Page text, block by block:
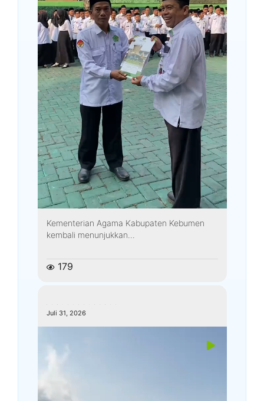
Kementerian Agama Kabupaten Kebumen
kembali menunjukkan...
179
Juli 31, 2026